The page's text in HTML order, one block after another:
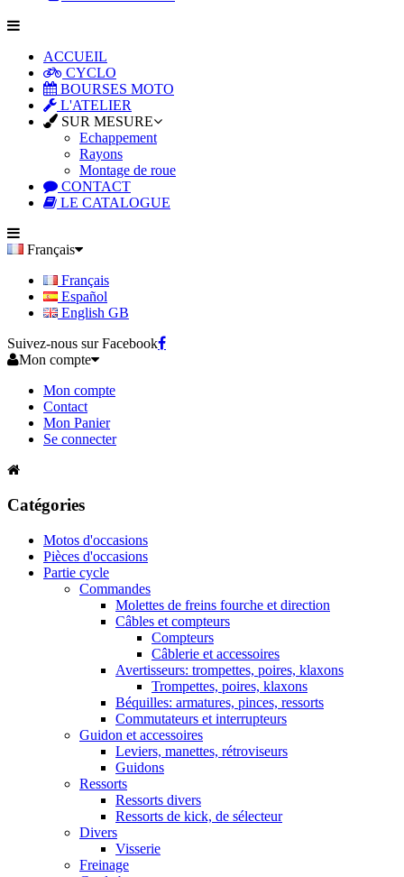
ACCUEIL
CYCLO
BOURSES MOTO
L'ATELIER
SUR MESURE
Echappement
Rayons
Montage de roue
CONTACT
LE CATALOGUE
Français
Français
Español
English GB
Suivez-nous sur Facebook
Mon compte
Mon compte
Contact
Mon Panier
Se connecter
Catégories
Motos d'occasions
Pièces d'occasions
Partie cycle
Commandes
Molettes de freins fourche et direction
Câbles et compteurs
Compteurs
Câblerie et accessoires
Avertisseurs: trompettes, poires, klaxons
Trompettes, poires, klaxons
Béquilles: armatures, pinces, ressorts
Commutateurs et interrupteurs
Guidon et accessoires
Leviers, manettes, rétroviseurs
Guidons
Ressorts
Ressorts divers
Ressorts de kick, de sélecteur
Divers
Visserie
Freinage